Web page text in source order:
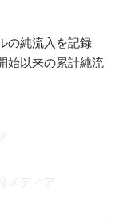
の純流入を記録
始以来の累計純流